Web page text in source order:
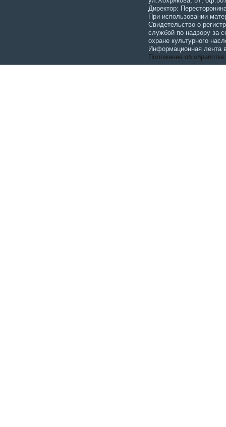
Директор:
При использовании
Свидетельство о
службой по надзору за
охране культурного
Информационная лента
Положение об